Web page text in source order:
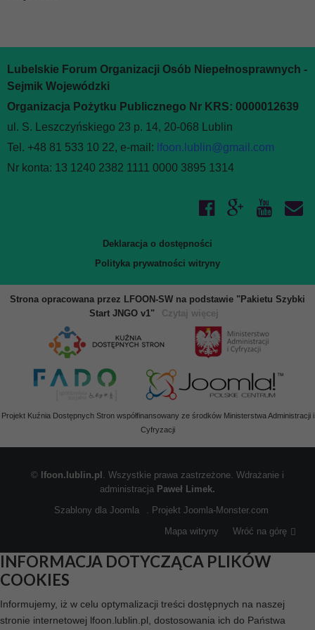
Lubelskie Forum Organizacji Osób Niepełnosprawnych -
Sejmik Wojewódzki
Organizacja Pożytku Publicznego Nr KRS: 0000012639
ul. S. Leszczyńskiego 23 p. 14, 20-068 Lublin
Tel. +48 81 533 10 22, e-mail: lfoon.lublin@gmail.com
Nr konta: 13 1240 2382 1111 0000 3895 1314
Deklaracja o dostępności
Polityka prywatności witryny
Strona opracowana przez LFOON-SW na podstawie "Pakietu Szybki
Start JNGO v1"
Czytaj więcej
Projekt Kuźnia Dostępnych Stron współfinansowany ze środków Ministerstwa Administracji i
Cyfryzacji
© lfoon.lublin.pl . Wszystkie prawa zastrzeżone. Wdrażanie i
administracja Paweł Limek.
Szablony dla Joomla
. Projekt Joomla-Monster.com
Mapa witryny
Wróć na górę
INFORMACJA DOTYCZĄCA PLIKÓW
COOKIES
Informujemy, iż w celu optymalizacji treści dostępnych na naszej
stronie internetowej lfoon.lublin.pl, dostosowania ich do Państwa